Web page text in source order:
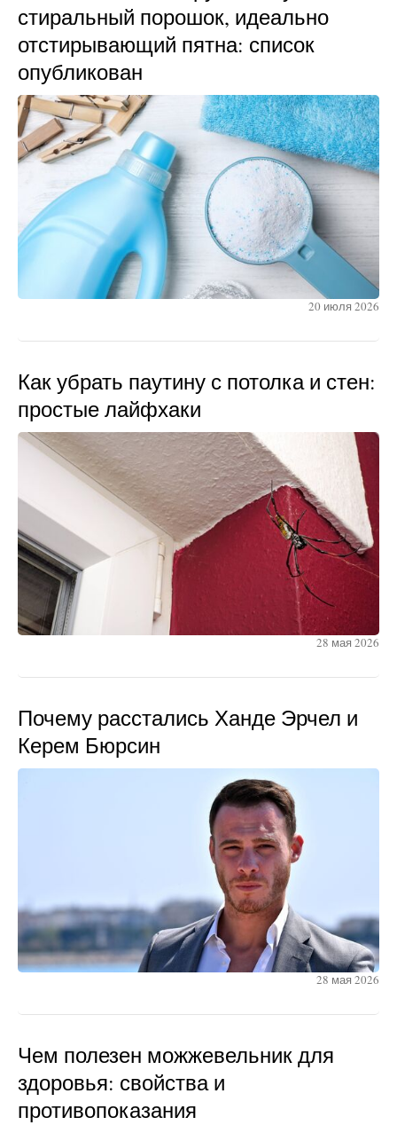
стиральный порошок, идеально
отстирывающий пятна: список
опубликован
20 июля 2026
Как убрать паутину с потолка и стен:
простые лайфхаки
28 мая 2026
Почему расстались Ханде Эрчел и
Керем Бюрсин
28 мая 2026
Чем полезен можжевельник для
здоровья: свойства и
противопоказания